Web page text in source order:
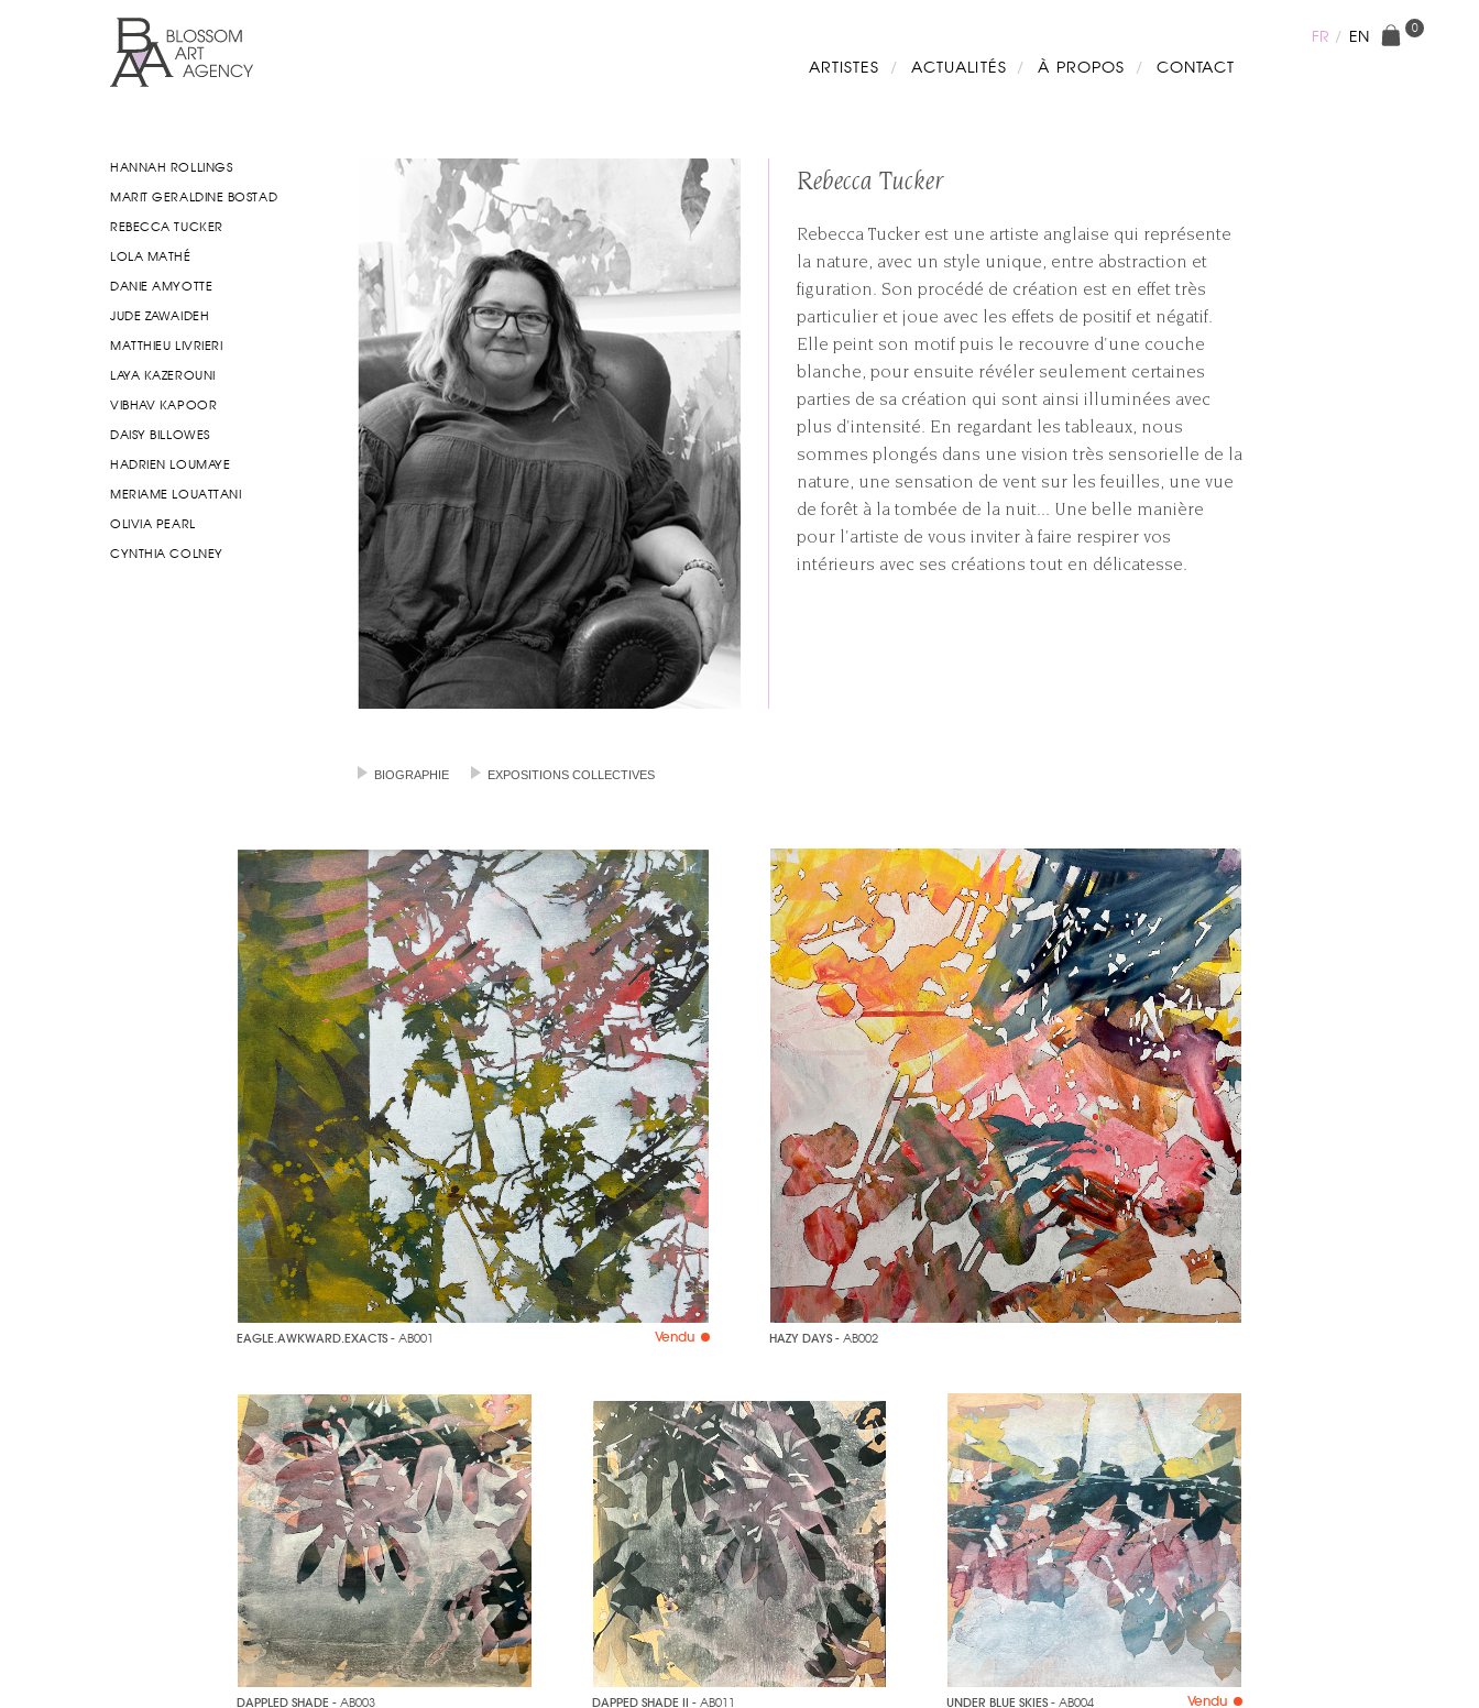
0
FR EN
Navigation
ARTISTES ACTUALITÉS À PROPOS CONTACT
HANNAH ROLLINGS
MARIT GERALDINE BOSTAD
REBECCA TUCKER
LOLA MATHÉ
DANIE AMYOTTE
JUDE ZAWAIDEH
MATTHIEU LIVRIERI
LAYA KAZEROUNI
VIBHAV KAPOOR
DAISY BILLOWES
HADRIEN LOUMAYE
MERIAME LOUATTANI
OLIVIA PEARL
CYNTHIA COLNEY
Rebecca Tucker
Rebecca Tucker est une artiste anglaise qui représente
la nature, avec un style unique, entre abstraction et
figuration. Son procédé de création est en effet très
particulier et joue avec les effets de positif et négatif.
Elle peint son motif puis le recouvre d'une couche
blanche, pour ensuite révéler seulement certaines
parties de sa création qui sont ainsi illuminées avec
plus d'intensité. En regardant les tableaux, nous
sommes plongés dans une vision très sensorielle de la
nature, une sensation de vent sur les feuilles, une vue
de forêt à la tombée de la nuit... Une belle manière
pour l'artiste de vous inviter à faire respirer vos
intérieurs avec ses créations tout en délicatesse.
BIOGRAPHIE EXPOSITIONS COLLECTIVES
EAGLE.AWKWARD.EXACTS - AB001 Vendu HAZY DAYS - AB002
DAPPLED SHADE - AB003 DAPPED SHADE II - AB011 UNDER BLUE SKIES - AB004 Vendu